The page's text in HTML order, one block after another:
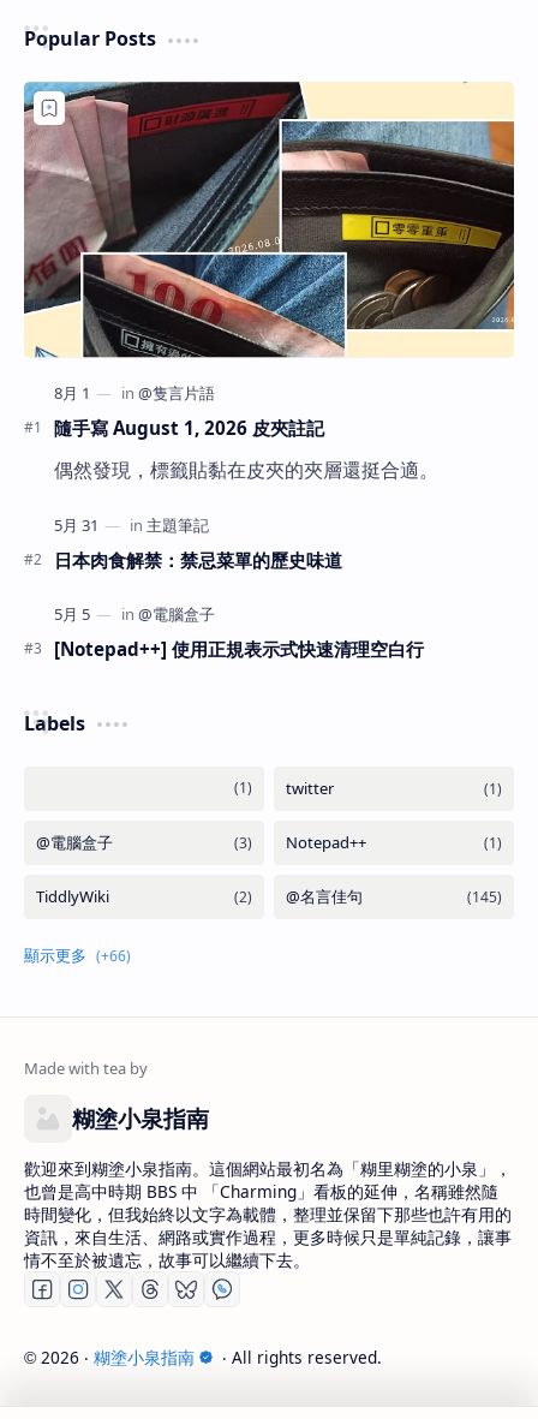
Popular Posts
隨手寫 August 1, 2026 皮夾註記
偶然發現，標籤貼黏在皮夾的夾層還挺合適。
日本肉食解禁：禁忌菜單的歷史味道
[Notepad++] 使用正規表示式快速清理空白行
Labels
糊塗小泉指南
歡迎來到糊塗小泉指南。這個網站最初名為「糊里糊塗的小泉」，
也曾是高中時期 BBS 中 「Charming」看板的延伸，名稱雖然隨
時間變化，但我始終以文字為載體，整理並保留下那些也許有用的
資訊，來自生活、網路或實作過程，更多時候只是單純記錄，讓事
情不至於被遺忘，故事可以繼續下去。
© 2026 ‧ 糊塗小泉指南 ‧ All rights reserved.